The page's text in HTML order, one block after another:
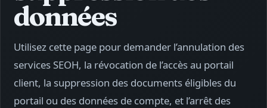
données
Utilisez cette page pour demander l’annulation des
services SEOH, la révocation de l’accès au portail
client, la suppression des documents éligibles du
portail ou des données de compte, et l’arrêt des